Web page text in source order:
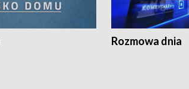
Rozmowa dnia